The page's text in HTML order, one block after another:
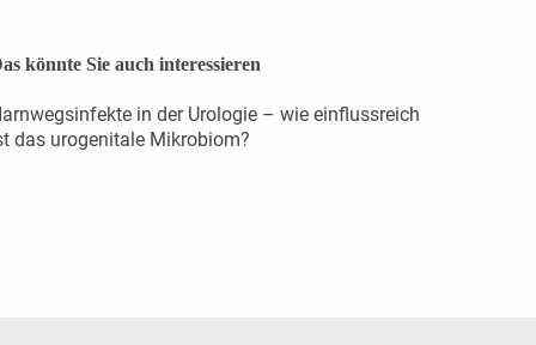
könnte Sie auch interessieren
in der Urologie – wie einflussreich
das urogenitale Mikrobiom?